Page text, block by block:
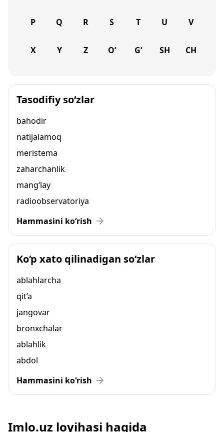
P Q R S T U V
X Y Z O‘ G‘ SH CH
Tasodifiy so‘zlar
bahodir
natijalamoq
meristema
zaharchanlik
mang‘lay
radioobservatoriya
Hammasini ko‘rish
Ko‘p xato qilinadigan so‘zlar
ablahlarcha
qit’a
jangovar
bronxchalar
ablahlik
abdol
Hammasini ko‘rish
Imlo.uz loyihasi haqida